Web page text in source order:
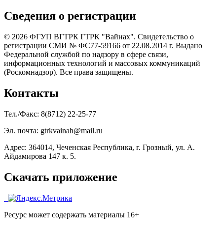
Сведения о регистрации
© 2026 ФГУП ВГТРК ГТРК "Вайнах". Свидетельство о
регистрации СМИ № ФС77-59166 от 22.08.2014 г. Выдано
Федеральной службой по надзору в сфере связи,
информационных технологий и массовых коммуникаций
(Роскомнадзор). Все права защищены.
Контакты
Тел./Факс: 8(8712) 22-25-77
Эл. почта: gtrkvainah@mail.ru
Адрес: 364014, Чеченская Республика, г. Грозный, ул. А.
Айдамирова 147 к. 5.
Скачать приложение
Ресурс может содержать материалы 16+